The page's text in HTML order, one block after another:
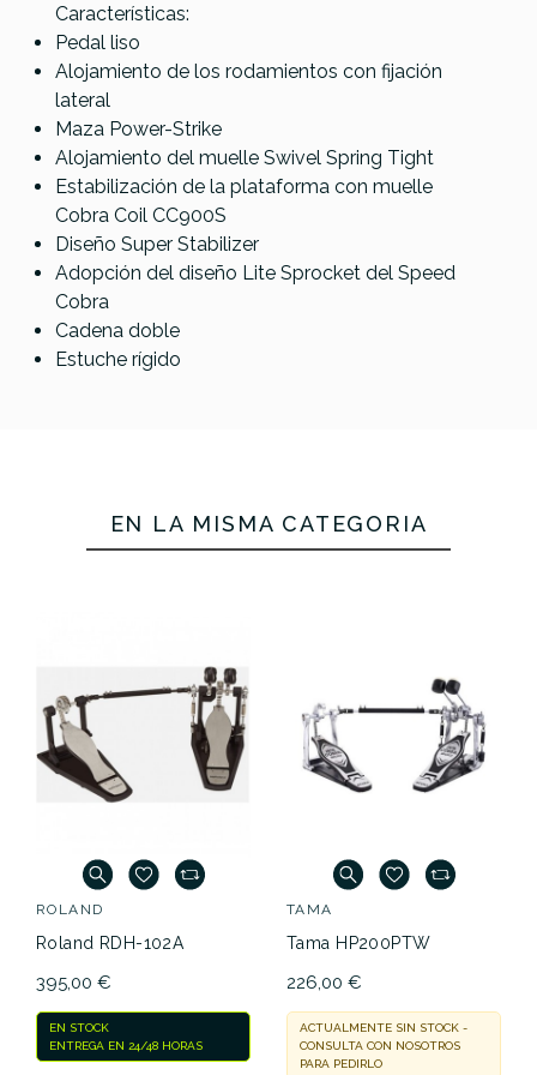
Características:
Pedal liso
Alojamiento de los rodamientos con fijación
lateral
Maza Power-Strike
Alojamiento del muelle Swivel Spring Tight
Estabilización de la plataforma con muelle
Cobra Coil CC900S
Diseño Super Stabilizer
Adopción del diseño Lite Sprocket del Speed
Cobra
Cadena doble
Estuche rígido
Referencia
EN LA MISMA CATEGORÍA
ROLAND
Roland RDH-102A
395,00 €
EN STOCK
ENTREGA EN 24/48 HORAS
TAMA
Tama HP200PTW
226,00 €
ACTUALMENTE SIN STOCK -
CONSULTA CON NOSOTROS
PARA PEDIRLO